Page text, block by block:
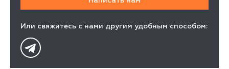
Или свяжитесь с нами другим удобным способом: